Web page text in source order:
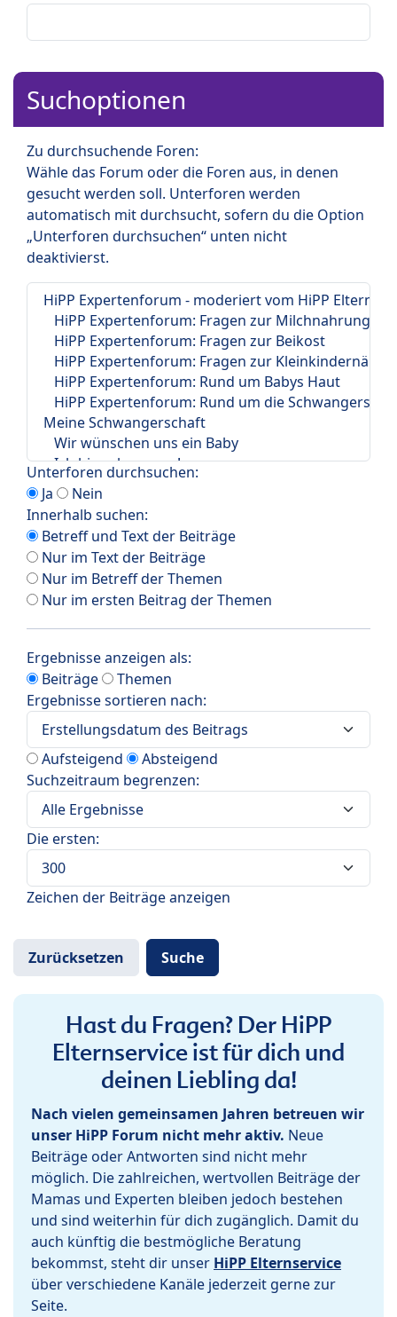
Suchoptionen
Zu durchsuchende Foren:
Wähle das Forum oder die Foren aus, in denen
gesucht werden soll. Unterforen werden
automatisch mit durchsucht, sofern du die Option
„Unterforen durchsuchen“ unten nicht
deaktivierst.
Unterforen durchsuchen:
Ja
Nein
Innerhalb suchen:
Betreff und Text der Beiträge
Nur im Text der Beiträge
Nur im Betreff der Themen
Nur im ersten Beitrag der Themen
Ergebnisse anzeigen als:
Beiträge
Themen
Ergebnisse sortieren nach:
Aufsteigend
Absteigend
Suchzeitraum begrenzen:
Die ersten:
Zeichen der Beiträge anzeigen
Hast du Fragen? Der HiPP
Elternservice ist für dich und
deinen Liebling da!
Nach vielen gemeinsamen Jahren betreuen wir
unser HiPP Forum nicht mehr aktiv. Neue
Beiträge oder Antworten sind nicht mehr
möglich. Die zahlreichen, wertvollen Beiträge der
Mamas und Experten bleiben jedoch bestehen
und sind weiterhin für dich zugänglich. Damit du
auch künftig die bestmögliche Beratung
bekommst, steht dir unser HiPP Elternservice
über verschiedene Kanäle jederzeit gerne zur
Seite.